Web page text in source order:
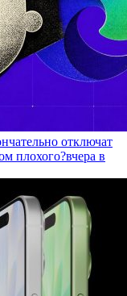
отключат
плохого?вчера в